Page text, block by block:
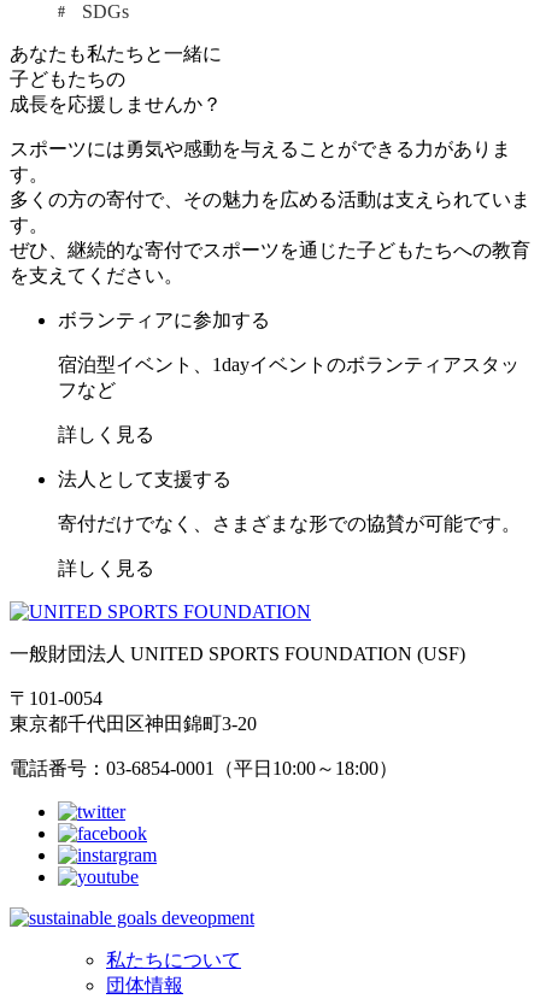
SDGs
あなたも私たちと一緒に
子どもたちの
成長を応援しませんか？
スポーツには勇気や感動を与えることができる力がありま
す。
多くの方の寄付で、その魅力を広める活動は支えられていま
す。
ぜひ、継続的な寄付でスポーツを通じた子どもたちへの教育
を支えてください。
ボランティアに参加する
宿泊型イベント、1dayイベントのボランティアスタッ
フなど
詳しく見る
法人として支援する
寄付だけでなく、さまざまな形での協賛が可能です。
詳しく見る
一般財団法人 UNITED SPORTS FOUNDATION (USF)
〒101-0054
東京都千代田区神田錦町3-20
電話番号：03-6854-0001（平日10:00～18:00）
私たちについて
団体情報